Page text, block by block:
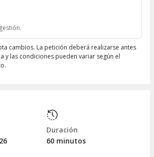
cambios. La petición deberá realizarse antes
y las condiciones pueden variar según el
Duración
60 minutos